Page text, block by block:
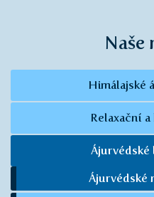
Naše
Himálajské
Relaxační
Ájurvédské